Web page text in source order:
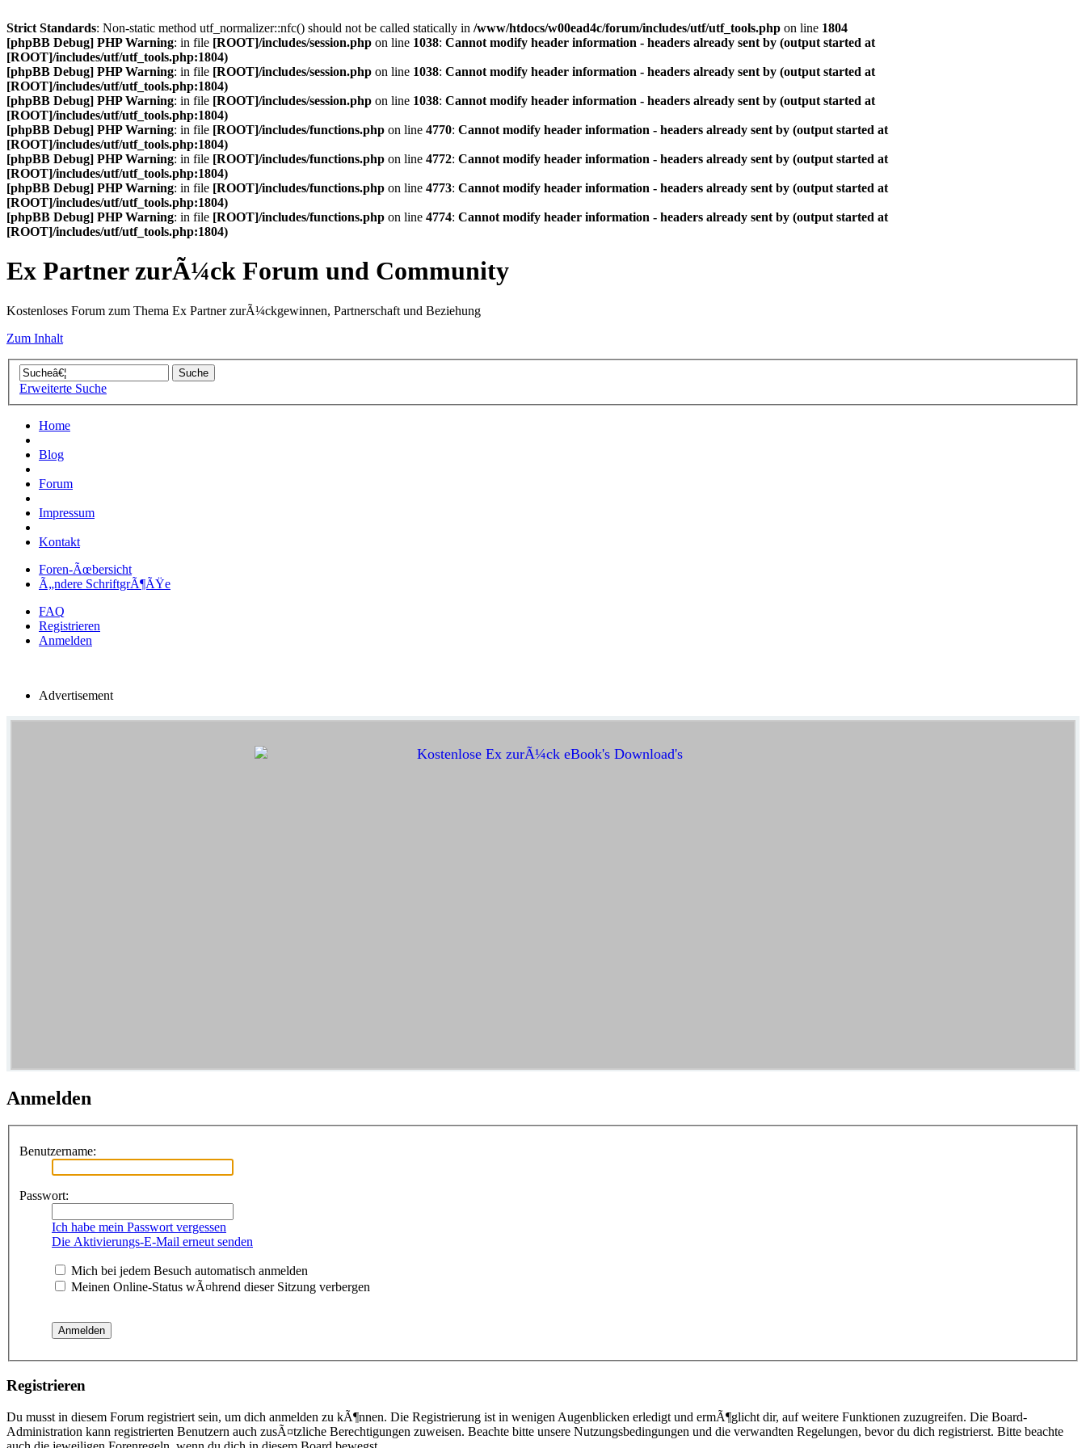
Strict Standards: Non-static method utf_normalizer::nfc() should not be called statically in /www/htdocs/w00ead4c/forum/includes/utf/utf_tools.php on line 1804
[phpBB Debug] PHP Warning: in file [ROOT]/includes/session.php on line 1038: Cannot modify header information - headers already sent by (output started at
[ROOT]/includes/utf/utf_tools.php:1804)
[phpBB Debug] PHP Warning: in file [ROOT]/includes/session.php on line 1038: Cannot modify header information - headers already sent by (output started at
[ROOT]/includes/utf/utf_tools.php:1804)
[phpBB Debug] PHP Warning: in file [ROOT]/includes/session.php on line 1038: Cannot modify header information - headers already sent by (output started at
[ROOT]/includes/utf/utf_tools.php:1804)
[phpBB Debug] PHP Warning: in file [ROOT]/includes/functions.php on line 4770: Cannot modify header information - headers already sent by (output started at
[ROOT]/includes/utf/utf_tools.php:1804)
[phpBB Debug] PHP Warning: in file [ROOT]/includes/functions.php on line 4772: Cannot modify header information - headers already sent by (output started at
[ROOT]/includes/utf/utf_tools.php:1804)
[phpBB Debug] PHP Warning: in file [ROOT]/includes/functions.php on line 4773: Cannot modify header information - headers already sent by (output started at
[ROOT]/includes/utf/utf_tools.php:1804)
[phpBB Debug] PHP Warning: in file [ROOT]/includes/functions.php on line 4774: Cannot modify header information - headers already sent by (output started at
[ROOT]/includes/utf/utf_tools.php:1804)
Ex Partner zurÃ¼ck Forum und Community
Kostenloses Forum zum Thema Ex Partner zurÃ¼ckgewinnen, Partnerschaft und Beziehung
Zum Inhalt
Erweiterte Suche
Home
Blog
Forum
Impressum
Kontakt
Foren-Ãœbersicht
Ã„ndere SchriftgrÃ¶ÃŸe
FAQ
Registrieren
Anmelden
Advertisement
Anmelden
Benutzername:
Passwort:
Ich habe mein Passwort vergessen
Die Aktivierungs-E-Mail erneut senden
Mich bei jedem Besuch automatisch anmelden
Meinen Online-Status wÃ¤hrend dieser Sitzung verbergen
Registrieren
Du musst in diesem Forum registriert sein, um dich anmelden zu kÃ¶nnen. Die Registrierung ist in wenigen Augenblicken erledigt und ermÃ¶glicht dir, auf weitere Funktionen zuzugreifen. Die Board-
Administration kann registrierten Benutzern auch zusÃ¤tzliche Berechtigungen zuweisen. Beachte bitte unsere Nutzungsbedingungen und die verwandten Regelungen, bevor du dich registrierst. Bitte beachte